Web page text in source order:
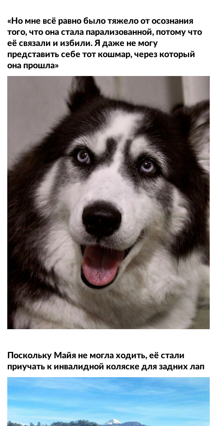
«Но мне всё равно было тяжело от осознания
того, что она стала парализованной, потому что
её связали и избили. Я даже не могу
представить себе тот кошмар, через который
она прошла»
Поскольку Майя не могла ходить, её стали
приучать к инвалидной коляске для задних лап